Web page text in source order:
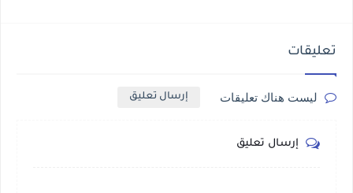
تعليقات
ليست هناك تعليقات إرسال تعليق
إرسال تعليق